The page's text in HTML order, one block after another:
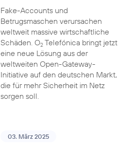
Fake-Accounts und
Betrugsmaschen verursachen
weltweit massive wirtschaftliche
Schäden. O2Telefónica bringt jetzt
eine neue Lösung aus der
weltweiten Open-Gateway-
Initiative auf den deutschen Markt,
die für mehr Sicherheit im Netz
sorgen soll.
03. März 2025